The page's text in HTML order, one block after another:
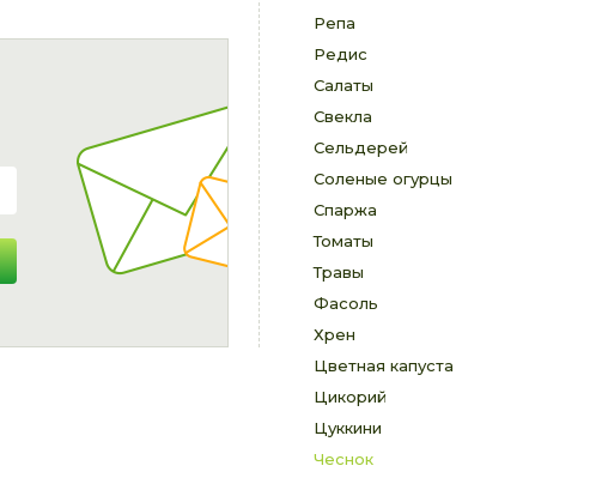
Репа
Редис
Салаты
Свекла
Сельдерей
Соленые огурцы
Спаржа
Томаты
Травы
Фасоль
Хрен
Цветная капуста
Цикорий
Цуккини
Чеснок